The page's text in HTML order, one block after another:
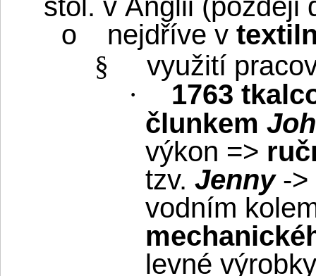
stol. v Anglii (později
o nejdříve v
§
využití
·
1763
člunkem
výkon =>
tzv. Jenny ->
vodním
levné